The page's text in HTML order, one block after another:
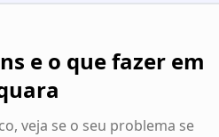
e o que fazer em
veja se o seu problema se